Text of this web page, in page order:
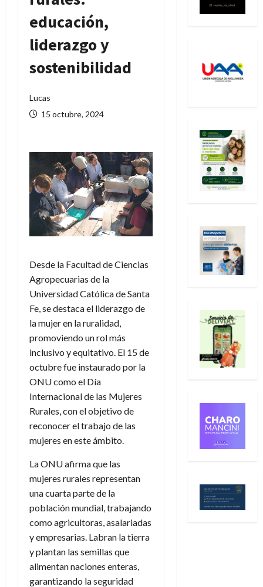
educación,
liderazgo y
sostenibilidad
Lucas
15 octubre, 2024
Desde la Facultad de Ciencias
Agropecuarias de la
Universidad Católica de Santa
Fe, se destaca el liderazgo de
la mujer en la ruralidad,
promoviendo un rol más
inclusivo y equitativo. El 15 de
octubre fue instaurado por la
ONU como el Día
Internacional de las Mujeres
Rurales, con el objetivo de
reconocer el trabajo de las
mujeres en este ámbito.
La ONU afirma que las
mujeres rurales representan
una cuarta parte de la
población mundial, trabajando
como agricultoras, asalariadas
y empresarias. Labran la tierra
y plantan las semillas que
alimentan naciones enteras,
garantizando la seguridad